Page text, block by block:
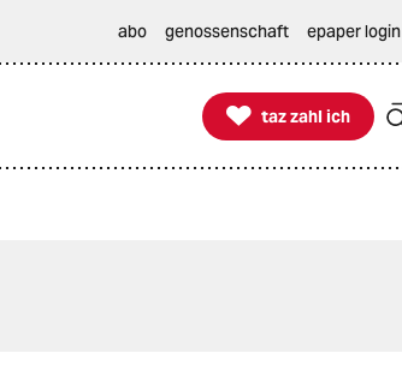
abo genossenschaft epaper login

taz zahl ich
taz zahl ich